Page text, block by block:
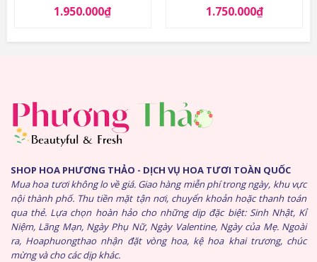
1.950.000₫ 1.750.000₫
SHOP HOA PHƯƠNG THẢO - DỊCH VỤ HOA TƯƠI TOÀN QUỐC
Mua hoa tươi không lo về giá. Giao hàng miễn phí trong ngày, khu vực
nội thành phố. Thu tiền mặt tận nơi, chuyển khoản hoặc thanh toán
qua thẻ. Lựa chọn hoàn hảo cho những dịp đặc biệt: Sinh Nhật, Kỉ
Niệm, Lãng Mạn, Ngày Phụ Nữ, Ngày Valentine, Ngày của Mẹ. Ngoài
ra, Hoaphuongthao nhận đặt vòng hoa, kệ hoa khai trương, chúc
mừng và cho các dịp khác.